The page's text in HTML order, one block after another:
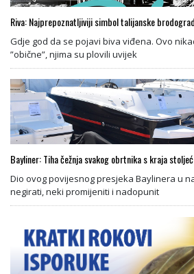
Riva: Najprepoznatljiviji simbol talijanske
Gdje god da se pojavi biva viđena. Ovo
”obične”, njima su plovili uvijek
Bayliner: Tiha čežnja svakog obrtnika s kraja
Dio ovog povijesnog presjeka Baylinera u
negirati, neki promijeniti i nadopunit